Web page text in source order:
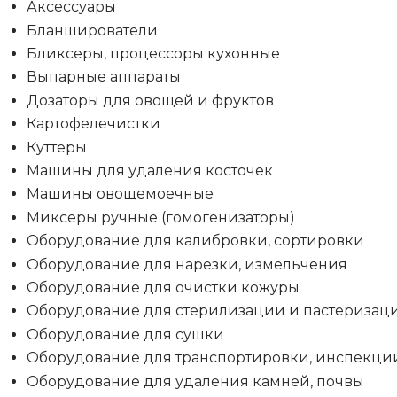
Аксессуары
Бланширователи
Бликсеры, процессоры кухонные
Выпарные аппараты
Дозаторы для овощей и фруктов
Картофелечистки
Куттеры
Машины для удаления косточек
Машины овощемоечные
Миксеры ручные (гомогенизаторы)
Оборудование для калибровки, сортировки
Оборудование для нарезки, измельчения
Оборудование для очистки кожуры
Оборудование для стерилизации и
Оборудование для сушки
Оборудование для транспортировки,
Оборудование для удаления камней, почвы